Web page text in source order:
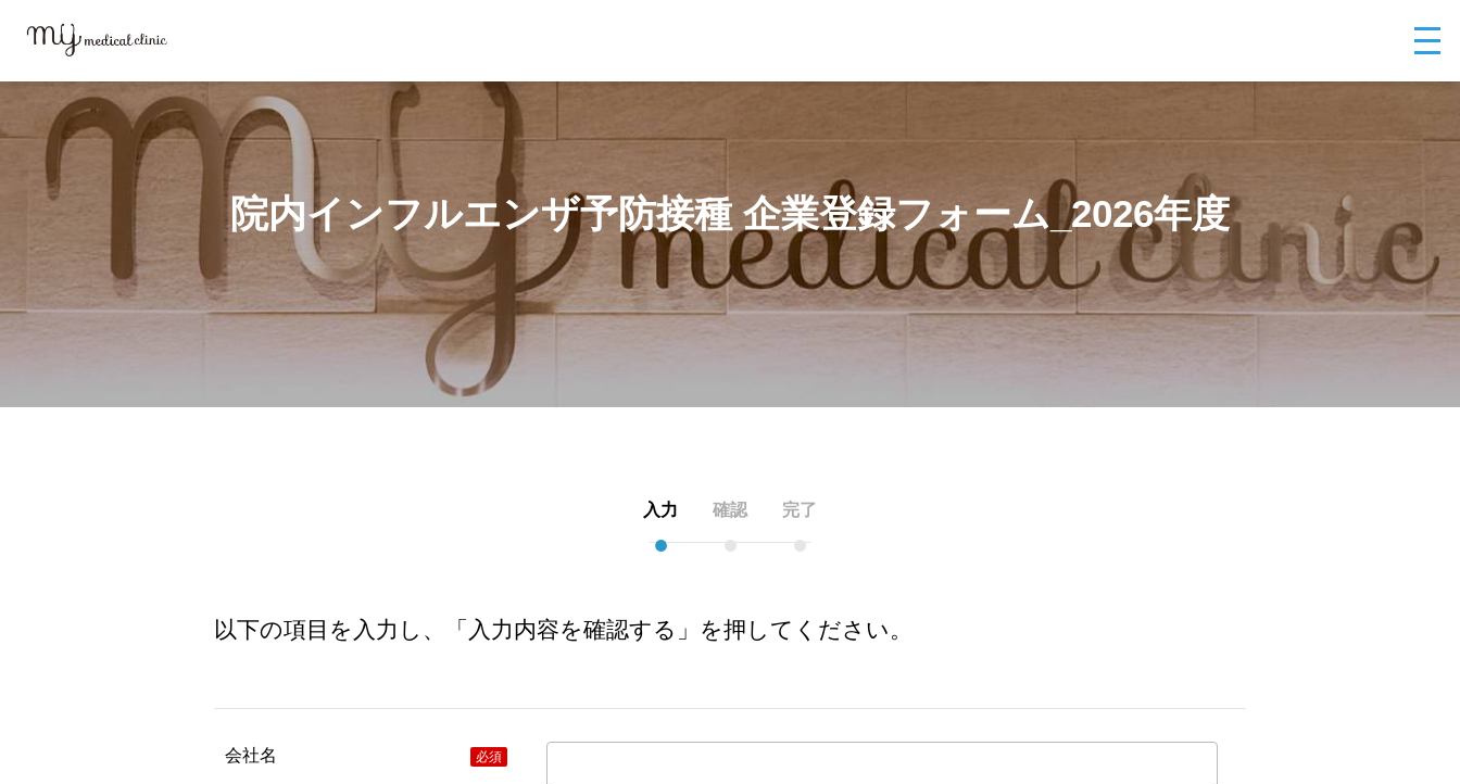
院内インフルエンザ予防接種 企業登録フォーム_2026年度
入力
●
確認
●
完了
●
以下の項目を入力し、「入力内容を確認する」を押してください。
会社名 必須